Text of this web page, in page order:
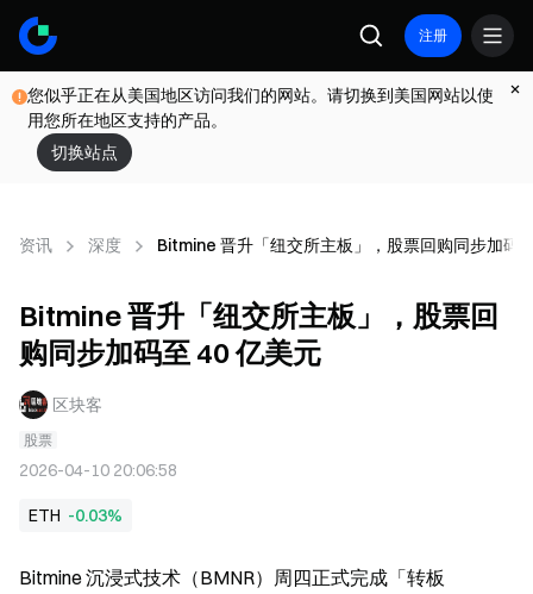
注册
您似乎正在从美国地区访问我们的网站。请切换到美国网站以使
用您所在地区支持的产品。
切换站点
资讯 深度 Bitmine 晋升「纽交所主板」，股票回购同步加码
Bitmine 晋升「纽交所主板」，股票回
购同步加码至 40 亿美元
区块客
股票
2026-04-10 20:06:58
ETH -0.03%
Bitmine 沉浸式技术（BMNR）周四正式完成「转板